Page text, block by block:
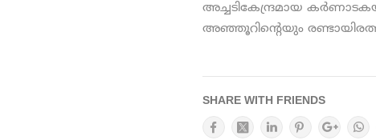
അച്ചടികേന്ദ്രമായ
അഞ്ഞൂറിന്റെയും
SHARE WITH FRIENDS